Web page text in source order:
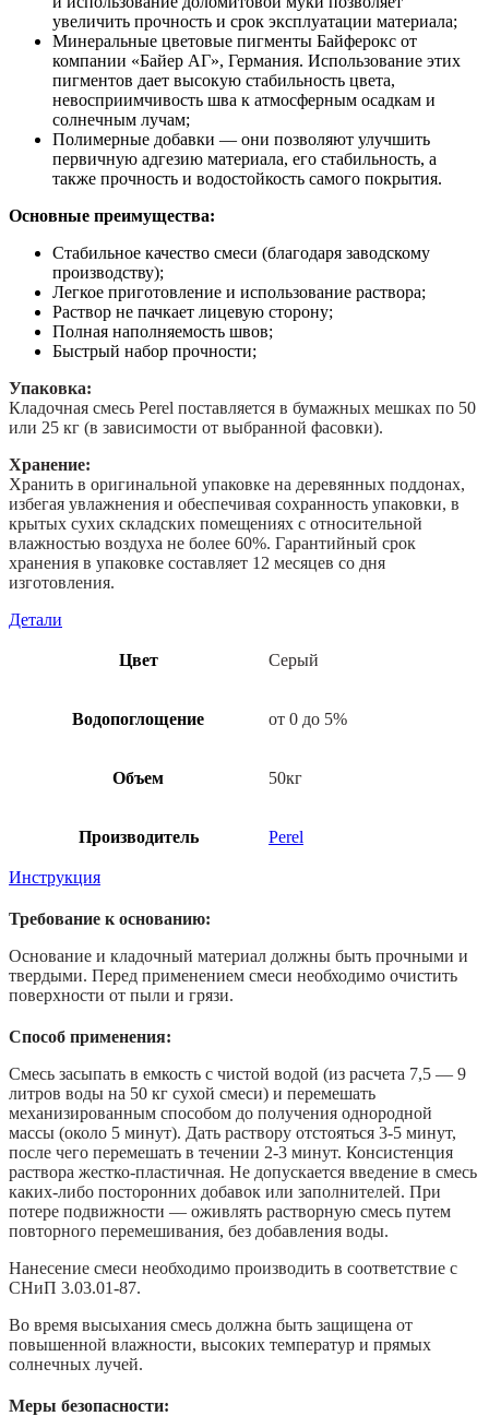
увеличить прочность и срок эксплуатации материала;
Минеральные цветовые пигменты Байферокс от
компании «Байер АГ», Германия. Использование этих
пигментов дает высокую стабильность цвета,
невосприимчивость шва к атмосферным осадкам и
солнечным лучам;
Полимерные добавки — они позволяют улучшить
первичную адгезию материала, его стабильность, а
также прочность и водостойкость самого покрытия.
Основные преимущества:
Стабильное качество смеси (благодаря заводскому
производству);
Легкое приготовление и использование раствора;
Раствор не пачкает лицевую сторону;
Полная наполняемость швов;
Быстрый набор прочности;
Упаковка:
Кладочная cмесь Perel поставляется в бумажных мешках по 50
или 25 кг (в зависимости от выбранной фасовки).
Хранение:
Хранить в оригинальной упаковке на деревянных поддонах,
избегая увлажнения и обеспечивая сохранность упаковки, в
крытых сухих складских помещениях с относительной
влажностью воздуха не более 60%. Гарантийный срок
хранения в упаковке составляет 12 месяцев со дня
изготовления.
Детали
Цвет Серый
Водопоглощение от 0 до 5%
Объем 50кг
Производитель Perel
Инструкция
Требование к основанию:
Основание и кладочный материал должны быть прочными и
твердыми. Перед применением смеси необходимо очистить
поверхности от пыли и грязи.
Способ применения:
Смесь засыпать в емкость с чистой водой (из расчета 7,5 — 9
литров воды на 50 кг сухой смеси) и перемешать
механизированным способом до получения однородной
массы (около 5 минут). Дать раствору отстояться 3-5 минут,
после чего перемешать в течении 2-3 минут. Консистенция
раствора жестко-пластичная. Не допускается введение в смесь
каких-либо посторонних добавок или заполнителей. При
потере подвижности — оживлять растворную смесь путем
повторного перемешивания, без добавления воды.
Нанесение смеси необходимо производить в соответствие с
СНиП 3.03.01-87.
Во время высыхания смесь должна быть защищена от
повышенной влажности, высоких температур и прямых
солнечных лучей.
Меры безопасности: